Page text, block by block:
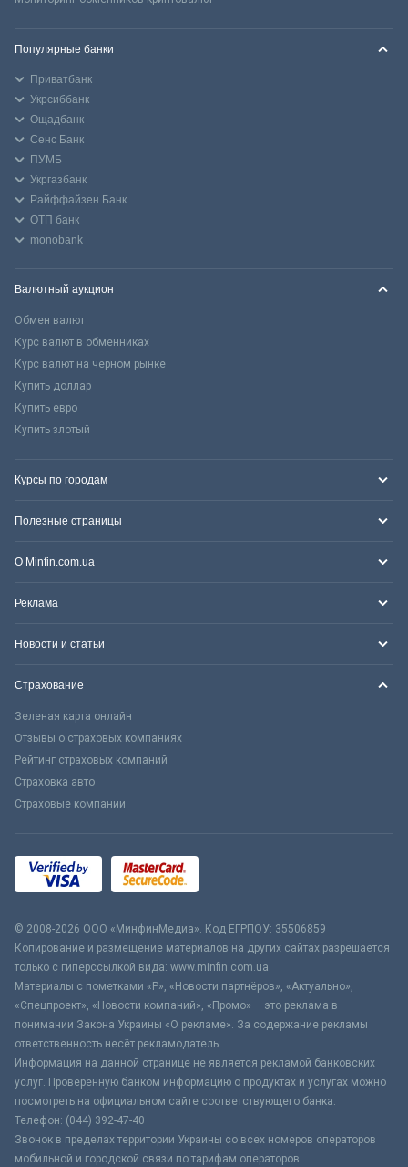
Популярные банки
Приватбанк
Укрсиббанк
Ощадбанк
Сенс Банк
ПУМБ
Укргазбанк
Райффайзен Банк
ОТП банк
monobank
Валютный аукцион
Обмен валют
Курс валют в обменниках
Курс валют на черном рынке
Купить доллар
Купить евро
Купить злотый
Курсы по городам
Полезные страницы
О Minfin.com.ua
Реклама
Новости и статьи
Страхование
Зеленая карта онлайн
Отзывы о страховых компаниях
Рейтинг страховых компаний
Страховка авто
Страховые компании
© 2008-2026 ООО «МинфинМедиа». Код ЕГРПОУ: 35506859
Копирование и размещение материалов на других сайтах разрешается
только с гиперссылкой вида: www.minfin.com.ua
Материалы с пометками «Р», «Новости партнёров», «Актуально»,
«Спецпроект», «Новости компаний», «Промо» – это реклама в
понимании Закона Украины «О рекламе». За содержание рекламы
ответственность несёт рекламодатель.
Информация на данной странице не является рекламой банковских
услуг. Проверенную банком информацию о продуктах и услугах можно
посмотреть на официальном сайте соответствующего банка.
Телефон: (044) 392-47-40
Звонок в пределах территории Украины со всех номеров операторов
мобильной и городской связи по тарифам операторов